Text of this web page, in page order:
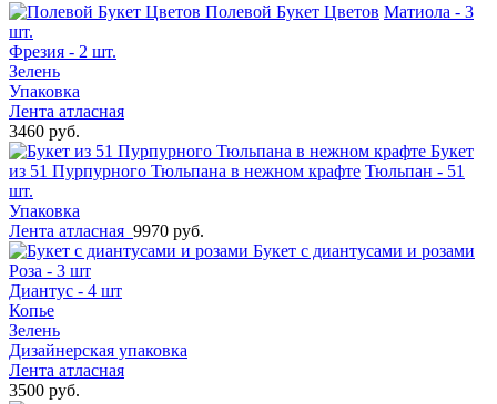
Полевой Букет Цветов Матиола - 3
шт.
Фрезия - 2 шт.
Зелень
Упаковка
Лента атласная
3460 руб.
Букет
из 51 Пурпурного Тюльпана в нежном крафте Тюльпан - 51
шт.
Упаковка
Лента атласная 9970 руб.
Букет с диантусами и розами
Роза - 3 шт
Диантус - 4 шт
Копье
Зелень
Дизайнерская упаковка
Лента атласная
3500 руб.